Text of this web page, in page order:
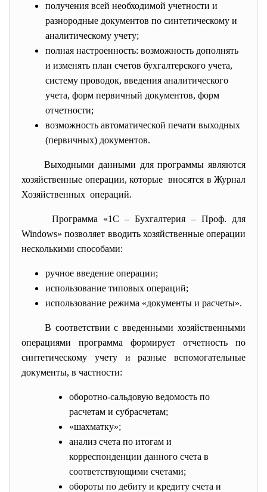
получения всей необходимой учетности и
разнородные документов по синтетическому и
аналитическому учету;
полная настроенность: возможность дополнять
и изменять план счетов бухгалтерского учета,
систему проводок, введения аналитического
учета, форм первичный документов, форм
отчетности;
возможность автоматической печати выходных
(первичных) документов.
Выходными данными для программы являются
хозяйственные операции, которые вносятся в Журнал
Хозяйственных операций.
Программа «1С – Бухгалтерия – Проф. для
Windows» позволяет вводить хозяйственные операции
несколькими способами:
ручное введение операции;
использование типовых операций;
использование режима «документы и расчеты».
В соответствии с введенными хозяйственными
операциями программа формирует отчетность по
синтетическому учету и разные вспомогательные
документы, в частности:
оборотно-сальдовую ведомость по
расчетам и субрасчетам;
«шахматку»;
анализ счета по итогам и
корреспонденции данного счета в
соответствующими счетами;
обороты по дебиту и кредиту счета и